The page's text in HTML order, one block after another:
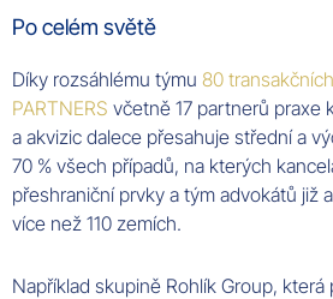
Po celém světě
Díky rozsáhlému týmu 80
PARTNERS včetně 17 partnerů praxe
a akvizic dalece přesahuje střední a
70 % všech případů, na kterých
přeshraniční prvky a tým advokátů již
více než 110 zemích.
Například skupině Rohlík Group,